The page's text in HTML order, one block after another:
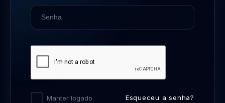
Manter logado Esqueceu a senha?